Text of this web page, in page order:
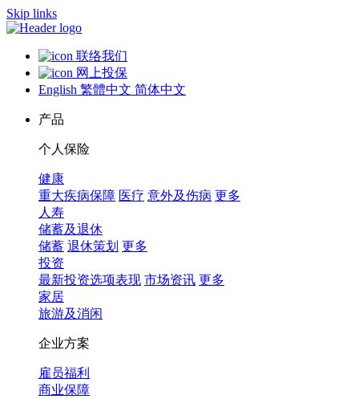
Skip links
联络我们
网上投保
English 繁體中文 简体中文
产品
个人保险
健康
重大疾病保障 医疗 意外及伤病 更多
人寿
储蓄及退休
储蓄 退休策划 更多
投资
最新投资选项表现 市场资讯 更多
家居
旅游及消闲
企业方案
雇员福利
商业保障